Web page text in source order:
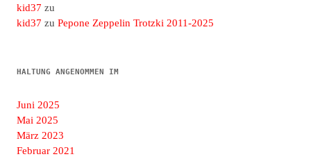
kid37 zu
kid37 zu Pepone Zeppelin Trotzki 2011-2025
HALTUNG ANGENOMMEN IM
Juni 2025
Mai 2025
März 2023
Februar 2021